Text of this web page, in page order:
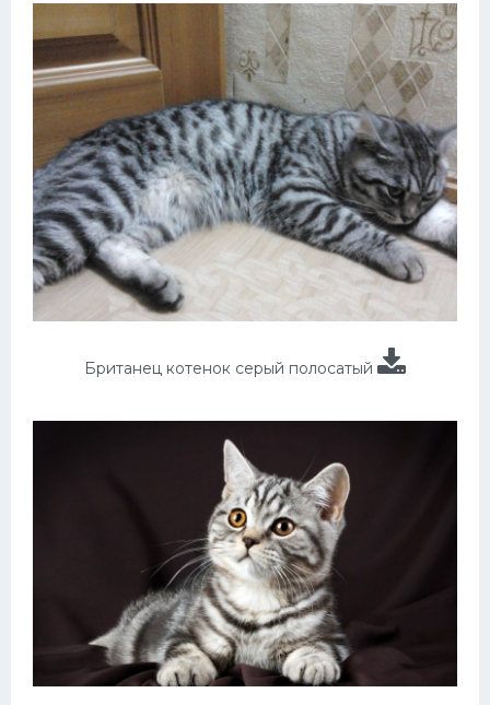
Британец котенок серый полосатый